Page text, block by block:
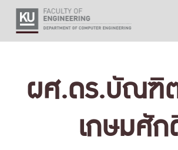
ผศ.ดร.บัณฑิ
เกษมศั